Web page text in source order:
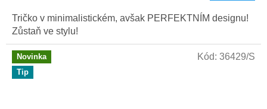
Tričko v minimalistickém, avšak PERFEKTNÍM designu!
Zůstaň ve stylu!
Novinka
Tip
Kód: 36429/S